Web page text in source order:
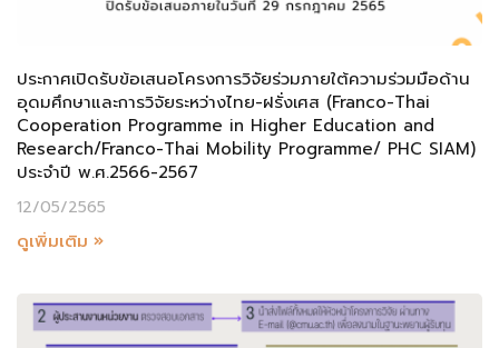
ประกาศเปิดรับข้อเสนอโครงการวิจัยร่วมภายใต้ความร่วมมือด้าน
อุดมศึกษาและการวิจัยระหว่างไทย-ฝรั่งเศส (Franco-Thai
Cooperation Programme in Higher Education and
Research/Franco-Thai Mobility Programme/ PHC SIAM)
ประจำปี พ.ศ.2566-2567
12/05/2565
ดูเพิ่มเติม »